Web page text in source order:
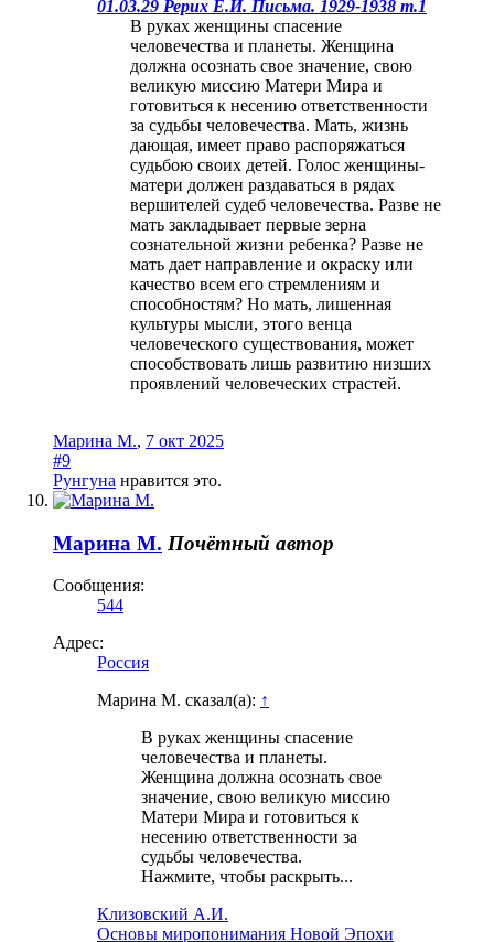
01.03.29 Рерих Е.И. Письма. 1929-1938 т.1
В руках женщины спасение
человечества и планеты. Женщина
должна осознать свое значение, свою
великую миссию Матери Мира и
готовиться к несению ответственности
за судьбы человечества. Мать, жизнь
дающая, имеет право распоряжаться
судьбою своих детей. Голос женщины-
матери должен раздаваться в рядах
вершителей судеб человечества. Разве не
мать закладывает первые зерна
сознательной жизни ребенка? Разве не
мать дает направление и окраску или
качество всем его стремлениям и
способностям? Но мать, лишенная
культуры мысли, этого венца
человеческого существования, может
способствовать лишь развитию низших
проявлений человеческих страстей.
Марина М., 7 окт 2025
#9
Рунгуна нравится это.
Марина М. Почётный автор
Сообщения:
544
Адрес:
Россия
Марина М. сказал(а): ↑
В руках женщины спасение
человечества и планеты.
Женщина должна осознать свое
значение, свою великую миссию
Матери Мира и готовиться к
несению ответственности за
судьбы человечества.
Нажмите, чтобы раскрыть...
Клизовский А.И.
Основы миропонимания Новой Эпохи